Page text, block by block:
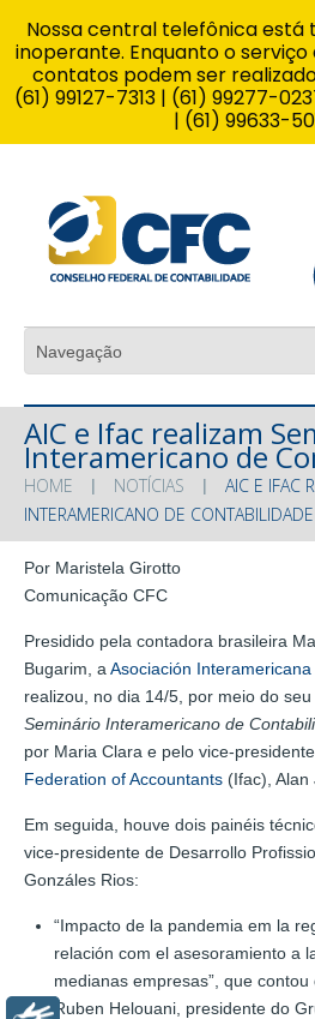
AIC e Ifac realizam
Interamericano de
HOME NOTÍCIAS
AIC E IFAC
INTERAMERICANO DE CONTABILIDADE
Por Maristela Girotto
Comunicação CFC
Presidido pela contadora brasileira
Bugarim, a Asociación
realizou, no dia 14/5, por meio do
Seminário Interamericano de
por Maria Clara e pelo vice-
Federation of Accountants (Ifac), Alan
Em seguida, houve dois painéis
vice-presidente de Desarrollo
Gonzáles Rios:
“Impacto de la pandemia em la
relación com el asesoramiento a
medianas empresas”, que
Ruben Helouani, presidente do
Nossa central telefônica
inoperante. Enquanto o
contatos podem ser
(61) 99127-7313 | (61) 99277-
| (61) 99633-